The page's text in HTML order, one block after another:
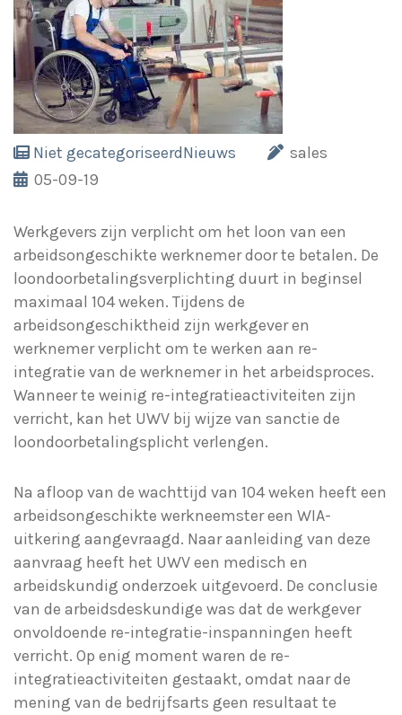
Niet gecategoriseerdNieuws
sales
05-09-19
Werkgevers zijn verplicht om het loon van een
arbeidsongeschikte werknemer door te betalen. De
loondoorbetalingsverplichting duurt in beginsel
maximaal 104 weken. Tijdens de
arbeidsongeschiktheid zijn werkgever en
werknemer verplicht om te werken aan re-
integratie van de werknemer in het arbeidsproces.
Wanneer te weinig re-integratieactiviteiten zijn
verricht, kan het UWV bij wijze van sanctie de
loondoorbetalingsplicht verlengen.
Na afloop van de wachttijd van 104 weken heeft een
arbeidsongeschikte werkneemster een WIA-
uitkering aangevraagd. Naar aanleiding van deze
aanvraag heeft het UWV een medisch en
arbeidskundig onderzoek uitgevoerd. De conclusie
van de arbeidsdeskundige was dat de werkgever
onvoldoende re-integratie-inspanningen heeft
verricht. Op enig moment waren de re-
integratieactiviteiten gestaakt, omdat naar de
mening van de bedrijfsarts geen resultaat te